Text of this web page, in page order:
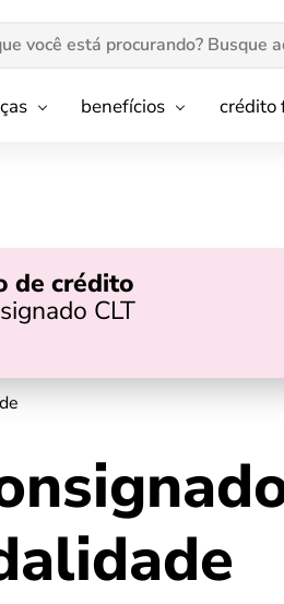
benefícios crédito
de crédito
CLT